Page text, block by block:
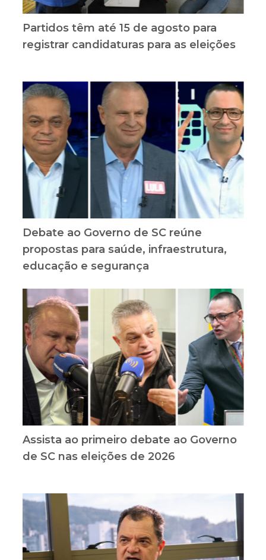
Partidos têm até 15 de agosto para
registrar candidaturas para as eleições
Debate ao Governo de SC reúne
propostas para saúde, infraestrutura,
educação e segurança
Assista ao primeiro debate ao Governo
de SC nas eleições de 2026